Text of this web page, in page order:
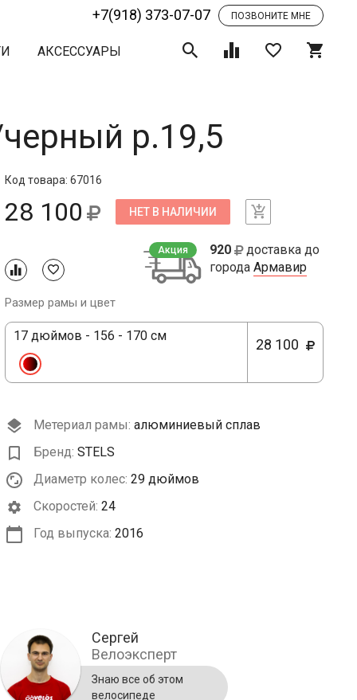
+7(918) 373-07-07 ПОЗВОНИТЕ МНЕ
АКСЕССУАРЫ
р.19,5
Код товара: 67016
28 100 НЕТ В НАЛИЧИИ
Акция 920
доставка до
города Армавир
Размер рамы и цвет
17 дюймов - 156 - 170 см
28 100
Метериал рамы: алюминиевый сплав
Бренд: STELS
Диаметр колес: 29 дюймов
Cкоростей: 24
Год выпуска: 2016
Сергей
Велоэксперт
Знаю все об этом
велосипеде